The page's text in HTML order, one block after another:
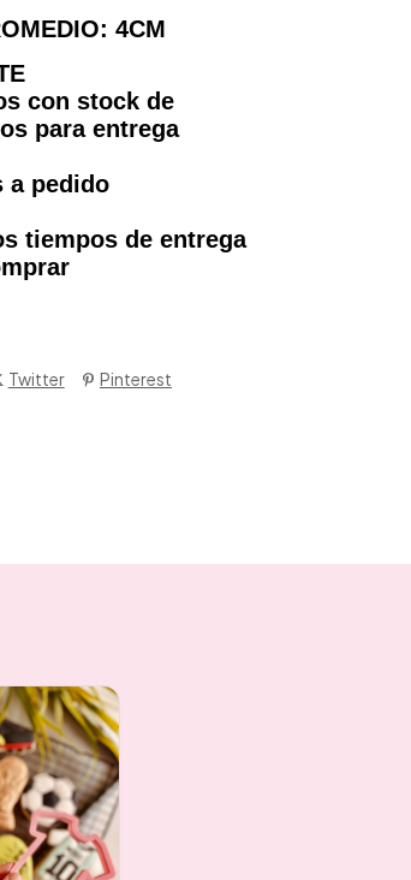
4CM
con stock de
para entrega
a pedido
tiempos de entrega
Twitter Pinterest